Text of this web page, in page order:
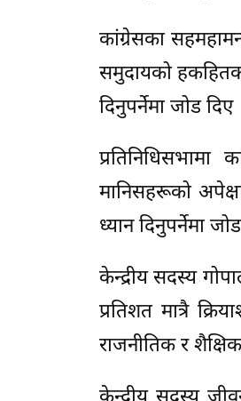
कांग्रेसका
समुदायको
दिनुपर्नेमा जोड दिए
मानिसहरूको
ध्यान दिनुपर्नेमा
केन्द्रीय सदस्य
प्रतिशत मात्रै
राजनीतिक र